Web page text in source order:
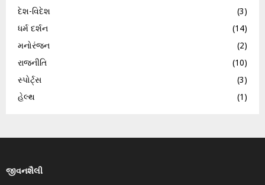
દેશ-વિદેશ
(3)
ધર્મ દર્શન
(14)
મનોરંજન
(2)
રાજનીતિ
(10)
સ્પોર્ટ્સ
(3)
હેલ્થ
(1)
જીવનશૈલી